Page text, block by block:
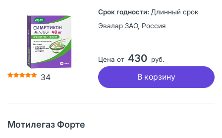
34
Длинный срок
Эвалар ЗАО, Россия
Цена от 430 руб.
В корзину
Мотилегаз Форте